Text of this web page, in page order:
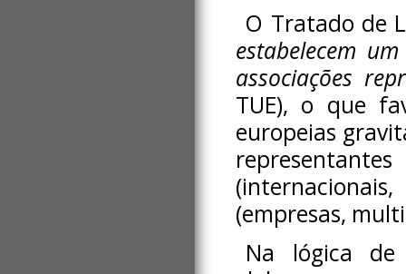
O Tratado de
estabelecem
associações
TUE), o que
europeias
(empresas,
Na lógica de